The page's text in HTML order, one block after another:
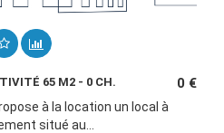
65 M2 - 0 CH. 0 €
à la location un local à
situé au...